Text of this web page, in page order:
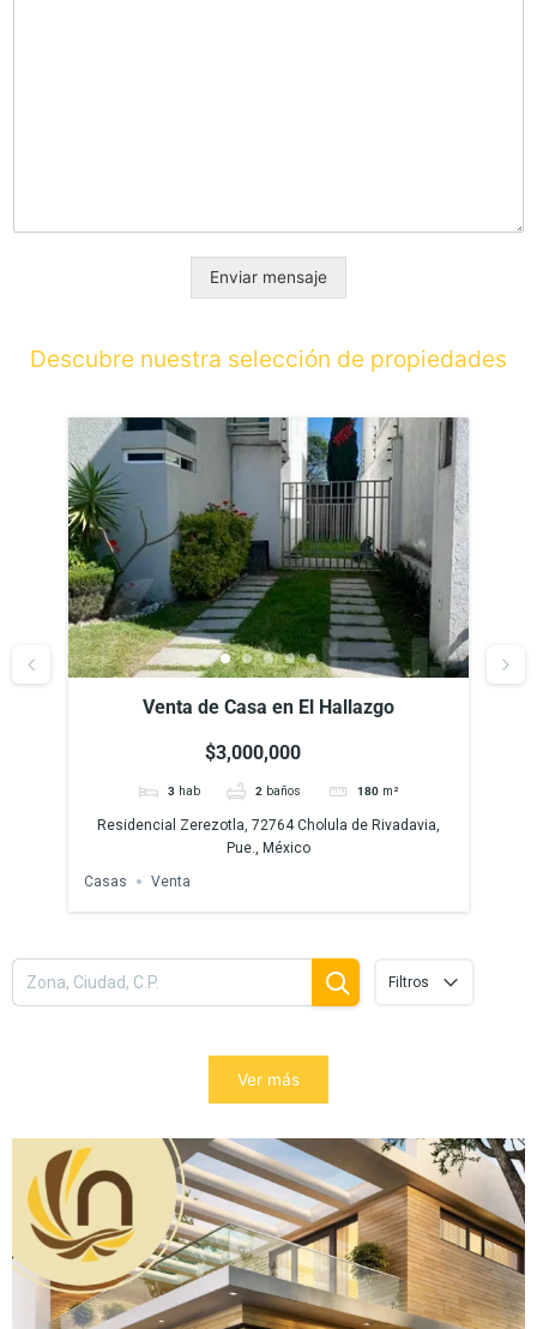
Enviar mensaje
Descubre nuestra selección de propiedades
Venta de Casa en El Hallazgo, Zerezotla,
$3,000,000
3 hab 2 baños 180 m²
Residencial Zerezotla, 72764 Cholula de Rivadavia,
Pue., México
Casas Venta
Filtros
Ver más